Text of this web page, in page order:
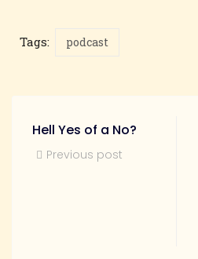
Tags: podcast
Hell Yes of a No?
Previous post